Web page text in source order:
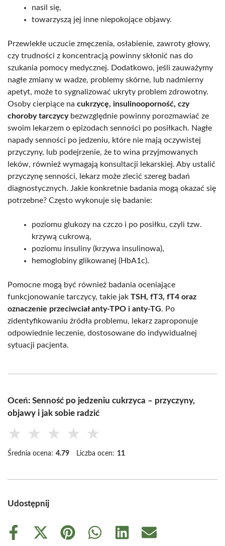
nasil się,
towarzyszą jej inne niepokojące objawy.
Przewlekłe uczucie zmęczenia, osłabienie, zawroty głowy,
czy trudności z koncentracją powinny skłonić nas do
szukania pomocy medycznej. Dodatkowo, jeśli zauważymy
nagłe zmiany w wadze, problemy skórne, lub nadmierny
apetyt, może to sygnalizować ukryty problem zdrowotny.
Osoby cierpiące na cukrzycę, insulinooporność, czy
choroby tarczycybezwzględnie powinny porozmawiać ze
swoim lekarzem o epizodach senności po posiłkach. Nagłe
napady senności po jedzeniu, które nie mają oczywistej
przyczyny, lub podejrzenie, że to wina przyjmowanych
leków, również wymagają konsultacji lekarskiej. Aby ustalić
przyczynę senności, lekarz może zlecić szereg badań
diagnostycznych. Jakie konkretnie badania mogą okazać się
potrzebne? Często wykonuje się badanie:
poziomu glukozy na czczo i po posiłku, czyli tzw.
krzywą cukrową,
poziomu insuliny (krzywa insulinowa),
hemoglobiny glikowanej (HbA1c).
Pomocne mogą być również badania oceniające
funkcjonowanie tarczycy, takie jak TSH, fT3, fT4 oraz
oznaczenie przeciwciał anty-TPO i anty-TG. Po
zidentyfikowaniu źródła problemu, lekarz zaproponuje
odpowiednie leczenie, dostosowane do indywidualnej
sytuacji pacjenta.
Oceń: Senność po jedzeniu cukrzyca – przyczyny,
objawy i jak sobie radzić
★ ★ ★ ★ ★
Średnia ocena: 4.79 Liczba ocen: 11
Udostępnij
Share
Share
Share
Share
Share
Share